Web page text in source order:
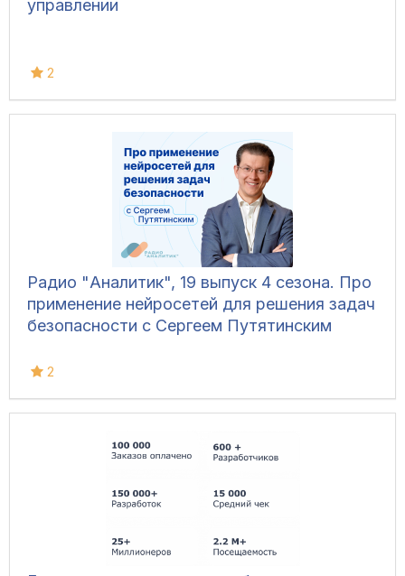
управлении
2
Радио "Аналитик", 19 выпуск 4 сезона. Про
применение нейросетей для решения задач
безопасности с Сергеем Путятинским
2